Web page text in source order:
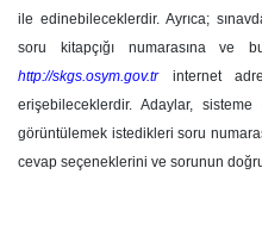
ile edinebileceklerdir. Ayrıca;
soru kitapçığı numarasına ve
http://skgs.osym.gov.trinternet
erişebileceklerdir. Adaylar,
görüntülemek istedikleri soru
cevap seçeneklerini ve sorunun